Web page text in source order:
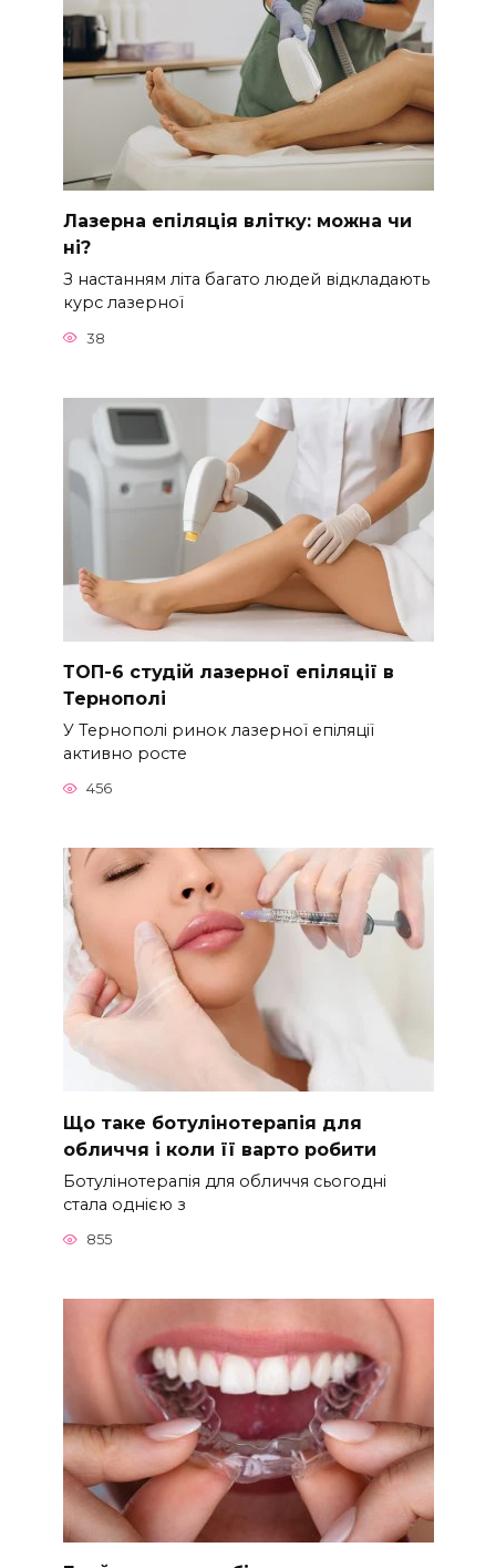
Лазерна епіляція влітку: можна чи
ні?
З настанням літа багато людей відкладають
курс лазерної
38
ТОП-6 студій лазерної епіляції в
Тернополі
У Тернополі ринок лазерної епіляції
активно росте
456
Що таке ботулінотерапія для
обличчя і коли її варто робити
Ботулінотерапія для обличчя сьогодні
стала однією з
855